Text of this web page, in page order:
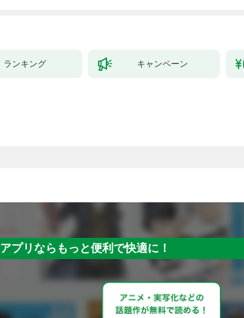
ランキング キャンペーン
アプリならもっと便利で快適に！